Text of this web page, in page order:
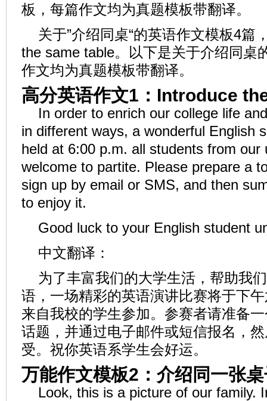
板，每篇作文均为真题模板带翻译。
关于”介绍同桌“的英语作文模板4篇
the same table。以下是关于介绍同桌
作文均为真题模板带翻译。
高分英语作文1：Introduce
In order to enrich our college life
in different ways, a wonderful English
held at 6:00 p.m. all students from our
welcome to partite. Please prepare a
sign up by email or SMS, and then
to enjoy it.
Good luck to your English student
中文翻译：
为了丰富我们的大学生活，帮助我
语，一场精彩的英语演讲比赛将于下
来自我校的学生参加。参赛者请准备
话题，并通过电子邮件或短信报名，
受。祝你英语系学生会好运。
万能作文模板2：介绍同一张
Look, this is a picture of our family.